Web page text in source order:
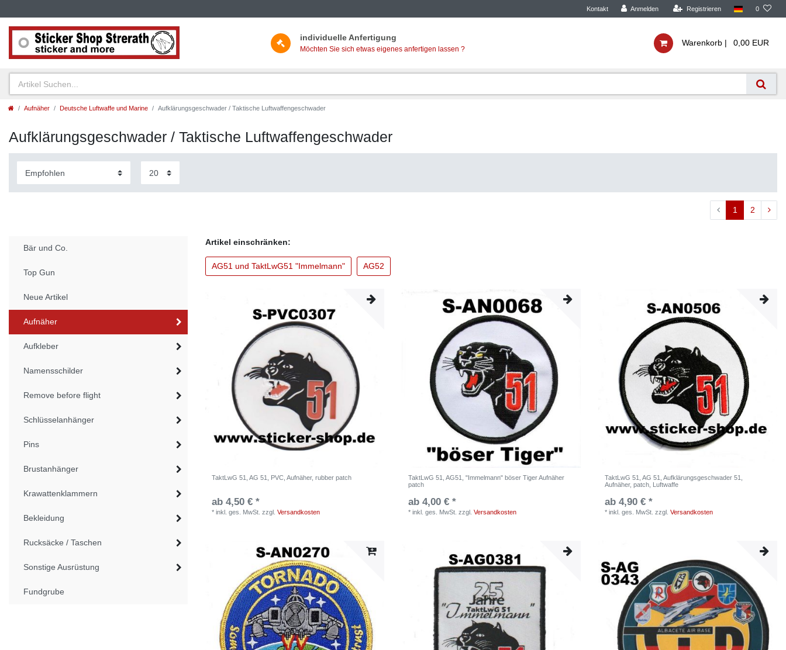
Kontakt Anmelden Registrieren 0
individuelle Anfertigung
Möchten Sie sich etwas eigenes anfertigen lassen ?
Warenkorb | 0,00 EUR
Aufnäher Deutsche Luftwaffe und Marine Aufklärungsgeschwader / Taktische Luftwaffengeschwader
Aufklärungsgeschwader / Taktische Luftwaffengeschwader
1 2
Bär und Co.
Top Gun
Neue Artikel
Aufnäher
Aufkleber
Namensschilder
Remove before flight
Schlüsselanhänger
Pins
Brustanhänger
Krawattenklammern
Bekleidung
Rucksäcke / Taschen
Sonstige Ausrüstung
Fundgrube
Artikel einschränken:
AG51 und TaktLwG51 "Immelmann" AG52
TaktLwG 51, AG 51, PVC, Aufnäher, rubber patch
ab 4,50 € *
*inkl. ges. MwSt. zzgl.Versandkosten
TaktLwG 51, AG51, "Immelmann" böser Tiger Aufnäher
patch
ab 4,00 € *
*inkl. ges. MwSt. zzgl.Versandkosten
TaktLwG 51, AG 51, Aufklärungsgeschwader 51,
Aufnäher, patch, Luftwaffe
ab 4,90 € *
*inkl. ges. MwSt. zzgl.Versandkosten